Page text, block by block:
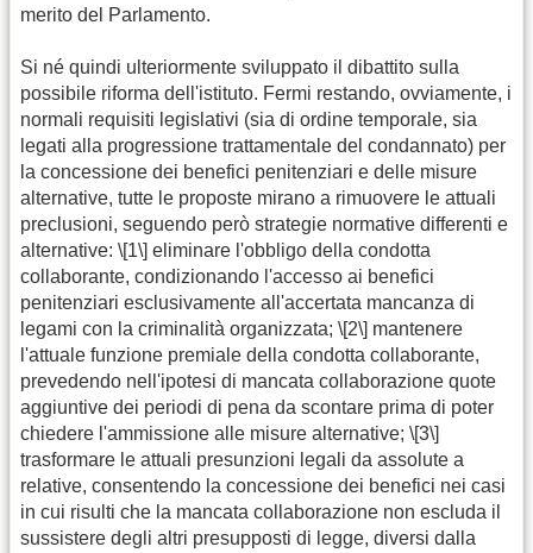
merito del Parlamento.
Si né quindi ulteriormente sviluppato il dibattito sulla
possibile riforma dell'istituto. Fermi restando, ovviamente, i
normali requisiti legislativi (sia di ordine temporale, sia
legati alla progressione trattamentale del condannato) per
la concessione dei benefici penitenziari e delle misure
alternative, tutte le proposte mirano a rimuovere le attuali
preclusioni, seguendo però strategie normative differenti e
alternative: \[1\] eliminare l'obbligo della condotta
collaborante, condizionando l'accesso ai benefici
penitenziari esclusivamente all'accertata mancanza di
legami con la criminalità organizzata; \[2\] mantenere
l'attuale funzione premiale della condotta collaborante,
prevedendo nell'ipotesi di mancata collaborazione quote
aggiuntive dei periodi di pena da scontare prima di poter
chiedere l'ammissione alle misure alternative; \[3\]
trasformare le attuali presunzioni legali da assolute a
relative, consentendo la concessione dei benefici nei casi
in cui risulti che la mancata collaborazione non escluda il
sussistere degli altri presupposti di legge, diversi dalla